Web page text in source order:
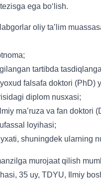
ega bo‘lish.
oliy ta’lim
tartibda
falsafa doktori
diplom nusxasi;
ma’ruza va fan
loyihasi;
shuningdek ularning
murojaat qilish
35 uy, TDYU, Ilmiy